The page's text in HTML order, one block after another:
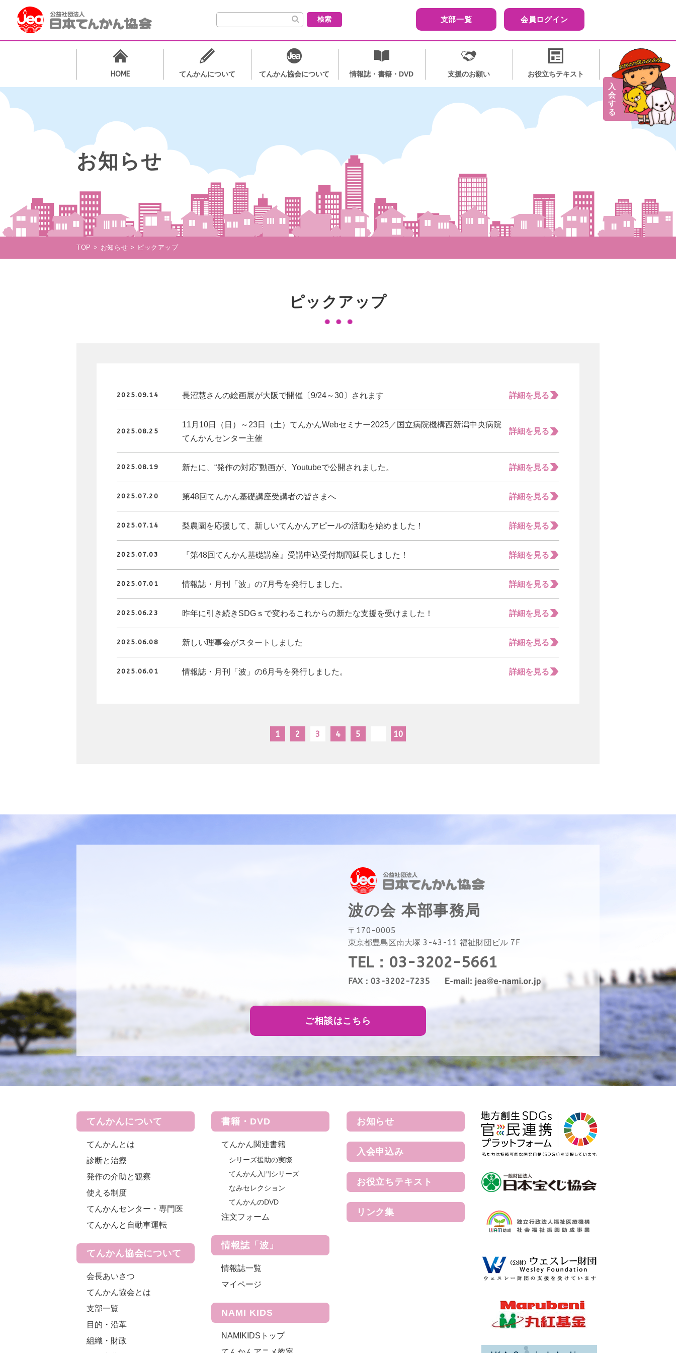
検索: 支部一覧 会員ログイン
HOME てんかんについて てんかん協会について 情報誌・書籍・DVD 支援のお願い お役立ちテキスト
入
会
す
る
お知らせ
TOP お知らせ ピックアップ
ピックアップ
2025.09.14 長沼慧さんの絵画展が大阪で開催〔9/24～30〕されます 詳細を見る
2025.08.25
11月10日（日）～23日（土）てんかんWebセミナー2025／国立病院機構西新潟中央病院
てんかんセンター主催
詳細を見る
2025.08.19 新たに、“発作の対応”動画が、Youtubeで公開されました。 詳細を見る
2025.07.20 第48回てんかん基礎講座受講者の皆さまへ 詳細を見る
2025.07.14 梨農園を応援して、新しいてんかんアピールの活動を始めました！ 詳細を見る
2025.07.03 『第48回てんかん基礎講座』受講申込受付期間延長しました！ 詳細を見る
2025.07.01 情報誌・月刊「波」の7月号を発行しました。 詳細を見る
2025.06.23 昨年に引き続きSDGｓで変わるこれからの新たな支援を受けました！ 詳細を見る
2025.06.08 新しい理事会がスタートしました 詳細を見る
2025.06.01 情報誌・月刊「波」の6月号を発行しました。 詳細を見る
1 2 3 4 5 10
波の会 本部事務局
〒170-0005
東京都豊島区南大塚 3-43-11 福祉財団ビル 7F
TEL：03-3202-5661
FAX：03-3202-7235
ご相談はこちら
てんかんについて
てんかんとは
診断と治療
発作の介助と観察
使える制度
てんかんセンター・専門医
てんかんと自動車運転
てんかん協会について
会長あいさつ
てんかん協会とは
支部一覧
目的・沿革
組織・財政
書籍・DVD
てんかん関連書籍
シリーズ援助の実際
てんかん入門シリーズ
なみセレクション
てんかんのDVD
注文フォーム
情報誌「波」
情報誌一覧
マイページ
NAMI KIDS
NAMIKIDSトップ
お知らせ
入会申込み
お役立ちテキスト
リンク集